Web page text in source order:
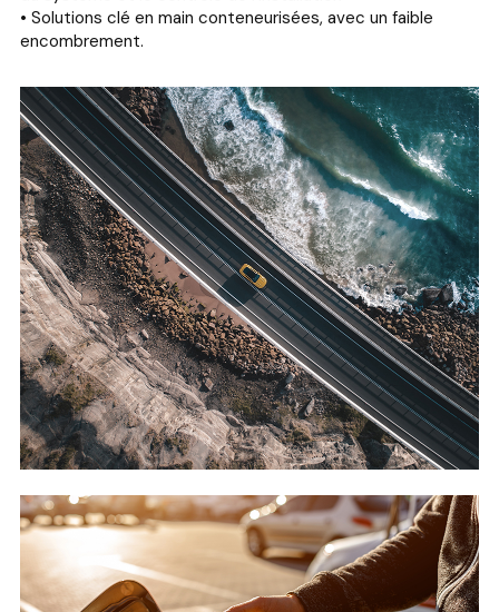
• Solutions clé en main conteneurisées, avec un faible
encombrement.